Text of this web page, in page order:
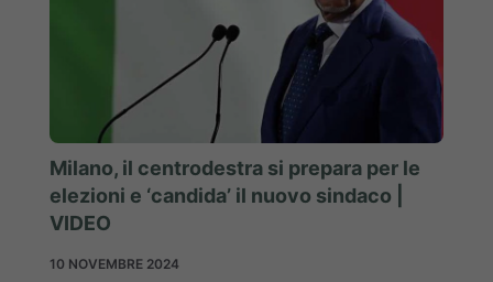
Milano, il centrodestra si prepara per le
elezioni e ‘candida’ il nuovo sindaco |
VIDEO
10 NOVEMBRE 2024